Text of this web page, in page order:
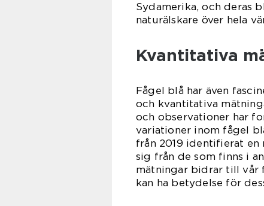
Sydamerika, och deras
naturälskare över hela
Kvantitativa
Fågel blå har även
och kvantitativa
och observationer har
variationer inom fågel
från 2019 identifierat en
sig från de som finns i
mätningar bidrar till vår
kan ha betydelse för